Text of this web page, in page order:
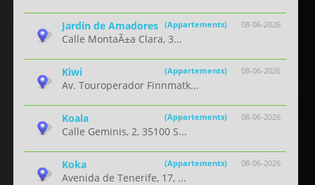
08-06-2026
Jardin de Amadores (Appartements)
Calle MontaÃ±a Clara, 3...
08-06-2026
Kiwi (Appartements)
Av. Touroperador Finnmatk...
08-06-2026
Koala (Appartements)
Calle Geminis, 2, 35100 S...
08-06-2026
Koka (Appartements)
Avenida de Tenerife, 17, ...